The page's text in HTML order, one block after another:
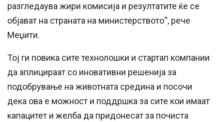
разгледаува жири комисија и резултатите ќе се
објават на страната на министерството“, рече
Меџити.
Тој ги повика сите технолошки и стартап компании
да аплицираат со иновативни решенија за
подобрување на животната средина и посочи
дека ова е можност и поддршка за сите кои имаат
капацитет и желба да придонесат за почиста